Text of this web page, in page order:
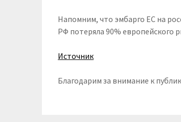
Напомним, что эмбарго ЕС на
РФ потеряла 90% европейского
Источник
Благодарим за внимание к